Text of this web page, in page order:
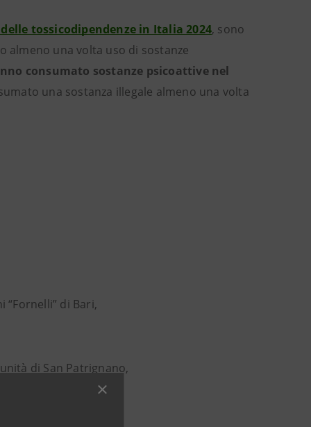
tossicodipendenze in Italia 2024, sono
almeno una volta uso di sostanze
consumato sostanze psicoattive nel
una sostanza illegale almeno una volta
di Bari,
di San Patrignano,
Comune di Bari,